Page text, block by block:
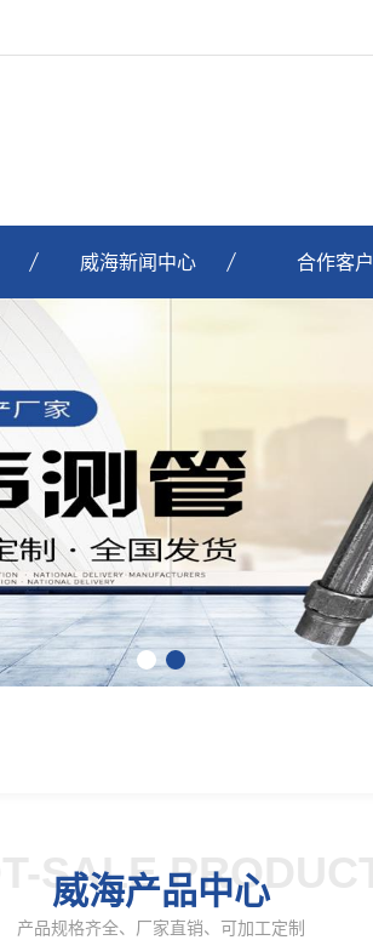
威海新闻中心 合作客户
SALE PRODUCT
威海产品中心
产品规格齐全、厂家直销、可加工定制